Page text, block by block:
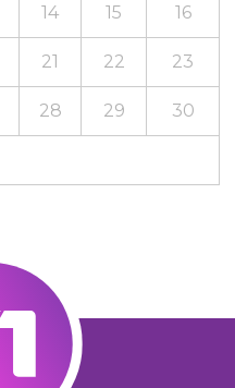
14 15 16
21 22 23
28 29 30